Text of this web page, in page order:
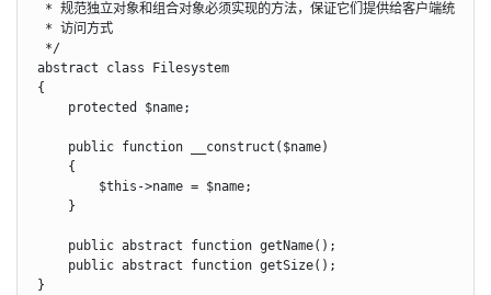
* 规范独立对象和组合对象必须实现的方法，保证它们提供给客户端统一的
* 访问方式
*/
abstract class Filesystem
{
    protected $name;
    public function __construct($name)
    {
        $this->name = $name;
    }
    public abstract function getName();
    public abstract function getSize();
}